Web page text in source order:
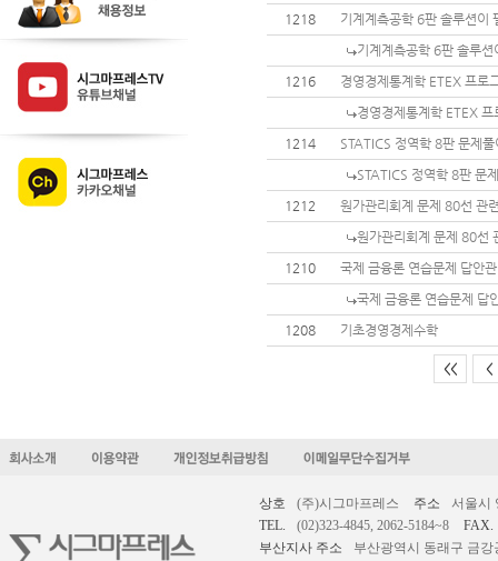
1218
기계계측공학 6판 솔루션이
기계계측공학 6판 솔루
1216
경영경제통계학 ETEX 프로
경영경제통계학 ETEX
1214
STATICS 정역학 8판 문제
STATICS 정역학 8판 문
1212
원가관리회계 문제 80선 관
원가관리회계 문제 80선
1210
국제 금융론 연습문제 답안
국제 금융론 연습문제 답
1208
기초경영경제수학
<< <
상호 (주)시그마프레스 주소
서울시
TEL.
(02)323-4845, 2062-5184~8
FAX.
부산지사 주소
부산광역시 동래구 금강